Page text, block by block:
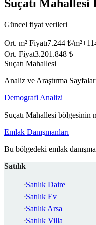
Suçatı Mahallesi
Güncel fiyat verileri
Ort. m² Fiyatı7.244 ₺/m²+
Ort. Fiyat3.201.848 ₺
Suçatı Mahallesi
Analiz ve Araştırma
Demografi Analizi
Suçatı Mahallesi bölgesinin
Emlak Danışmanları
Bu bölgedeki emlak
Satılık
Satılık Daire
Satılık Ev
Satılık Arsa
Satılık Villa